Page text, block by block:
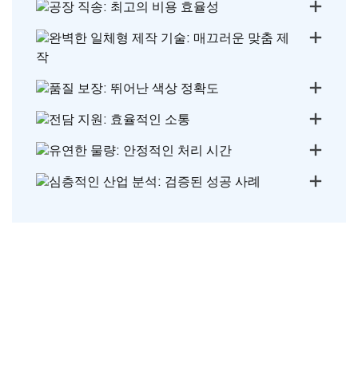
공장 직송: 최고의 비용 효율성
완벽한 일체형 제작 기술: 매끄러운 맞춤 제
작
품질 보장: 뛰어난 색상 정확도
전담 지원: 효율적인 소통
유연한 물량: 안정적인 처리 시간
심층적인 산업 분석: 검증된 성공 사례